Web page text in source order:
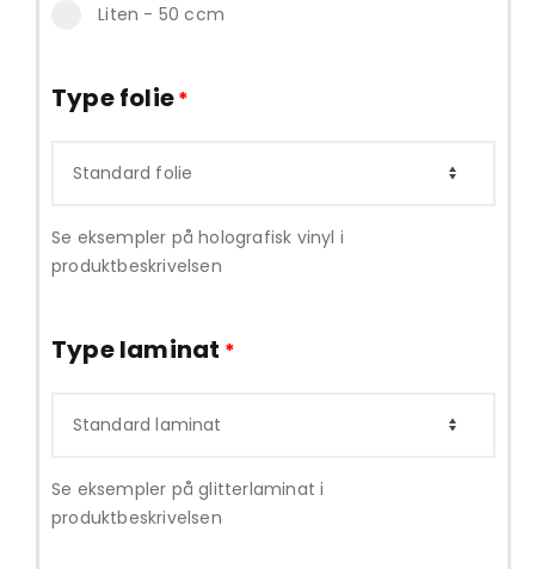
Liten - 50 ccm
Type folie*
Se eksempler på holografisk vinyl i
produktbeskrivelsen
Type laminat *
Se eksempler på glitterlaminat i
produktbeskrivelsen